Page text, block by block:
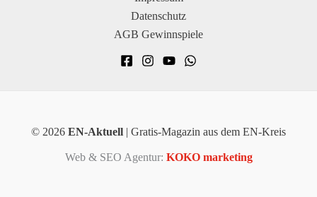
Datenschutz
AGB Gewinnspiele
© 2026 EN-Aktuell | Gratis-Magazin aus dem EN-Kreis
Web & SEO Agentur: KOKO marketing